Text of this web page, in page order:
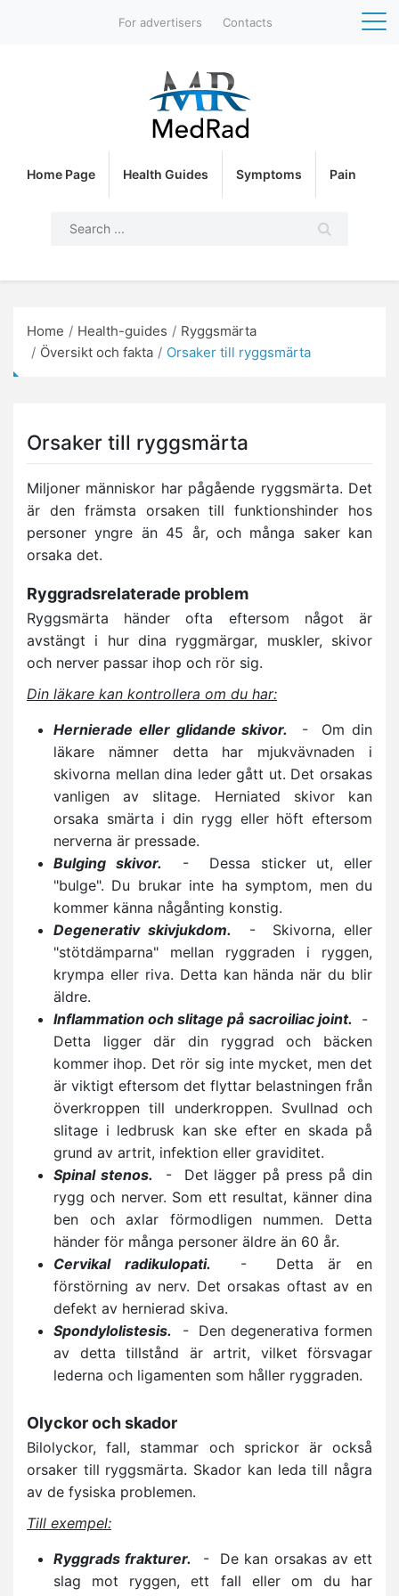
For advertisers Contacts
Home Page Health Guides Symptoms Pain
Home Health-guides
Ryggsmärta
Översikt och fakta
Orsaker till ryggsmärta
Orsaker till ryggsmärta
Miljoner människor har pågående ryggsmärta. Det
är den främsta orsaken till funktionshinder hos
personer yngre än 45 år, och många saker kan
orsaka det.
Ryggradsrelaterade problem
Ryggsmärta händer ofta eftersom något är
avstängt i hur dina ryggmärgar, muskler, skivor
och nerver passar ihop och rör sig.
Din läkare kan kontrollera om du har:
Hernierade eller glidande skivor.
- Om din
läkare nämner detta har mjukvävnaden i
skivorna mellan dina leder gått ut. Det orsakas
vanligen av slitage. Herniated skivor kan
orsaka smärta i din rygg eller höft eftersom
nerverna är pressade.
Bulging skivor. - Dessa sticker ut, eller
"bulge". Du brukar inte ha symptom, men du
kommer känna någånting konstig.
Degenerativ skivjukdom. - Skivorna, eller
"stötdämparna" mellan ryggraden i ryggen,
krympa eller riva. Detta kan hända när du blir
äldre.
Inflammation och slitage på sacroiliac joint. -
Detta ligger där din ryggrad och bäcken
kommer ihop. Det rör sig inte mycket, men det
är viktigt eftersom det flyttar belastningen från
överkroppen till underkroppen. Svullnad och
slitage i ledbrusk kan ske efter en skada på
grund av artrit, infektion eller graviditet.
Spinal stenos. - Det lägger på press på din
rygg och nerver. Som ett resultat, känner dina
ben och axlar förmodligen nummen. Detta
händer för många personer äldre än 60 år.
Cervikal radikulopati. - Detta är en
förstörning av nerv. Det orsakas oftast av en
defekt av hernierad skiva.
Spondylolistesis. - Den degenerativa formen
av detta tillstånd är artrit, vilket försvagar
lederna och ligamenten som håller ryggraden.
Olyckor och skador
Bilolyckor, fall, stammar och sprickor är också
orsaker till ryggsmärta. Skador kan leda till några
av de fysiska problemen.
Till exempel:
Ryggrads frakturer.
- De kan orsakas av ett
slag mot ryggen, ett fall eller om du har